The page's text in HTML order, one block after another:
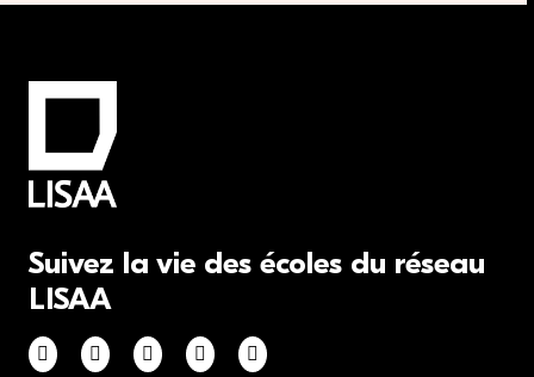
Suivez la vie des écoles du réseau
LISAA